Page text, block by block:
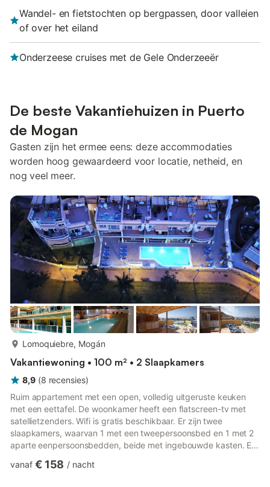
Wandel- en fietstochten op bergpassen, door valleien
of over het eiland
Onderzeese cruises met de Gele Onderzeeër
De beste Vakantiehuizen in Puerto
de Mogan
Gasten zijn het ermee eens: deze accommodaties
worden hoog gewaardeerd voor locatie, netheid, en
nog veel meer.
Lomoquiebre, Mogán
Vakantiewoning • 100 m² • 2 Slaapkamers
8,9 (8 recensies)
Ruim appartement met een open, volledig uitgeruste keuken
met een eettafel. De woonkamer heeft een flatscreen-tv met
satellietzenders. Wifi is gratis beschikbaar. Er zijn twee
slaapkamers, waarvan 1 met een tweepersoonsbed en 1 met 2
aparte eenpersoonsbedden, beide met ingebouwde kasten. Er
een tweede kleine keuken en de mogelijkheid om een maaltijd
vanaf € 158 / nacht